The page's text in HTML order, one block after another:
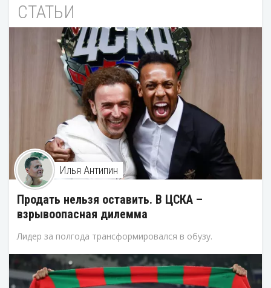
СТАТЬИ
Илья Антипин
Продать нельзя оставить. В ЦСКА –
взрывоопасная дилемма
Лидер за полгода трансформировался в обузу.